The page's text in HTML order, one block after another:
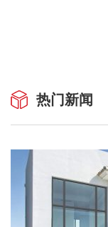
热门新闻